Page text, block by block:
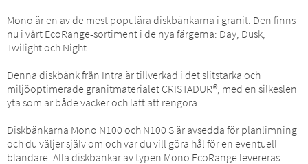
Mono är en av de mest populära diskbänkarna i granit. Den finns
nu i vårt EcoRange-sortiment i de nya färgerna: Day, Dusk,
Twilight och Night.
Denna diskbänk från Intra är tillverkad i det slitstarka och
miljöoptimerade granitmaterialet CRISTADUR®, med en silkeslen
yta som är både vacker och lätt att rengöra.
Diskbänkarna Mono N100 och N100 S är avsedda för planlimning
och du väljer själv om och var du vill göra hål för en eventuell
blandare. Alla diskbänkar av typen Mono EcoRange levereras